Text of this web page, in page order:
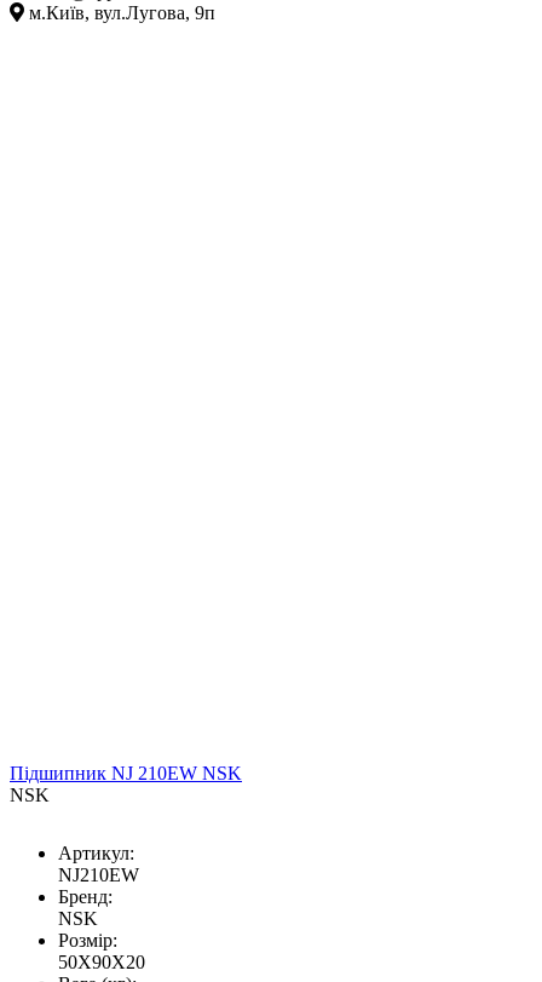
м.Київ, вул.Лугова, 9п
Підшипник NJ 210EW NSK
NSK
Артикул:
NJ210EW
Бренд:
NSK
Розмір:
50X90X20